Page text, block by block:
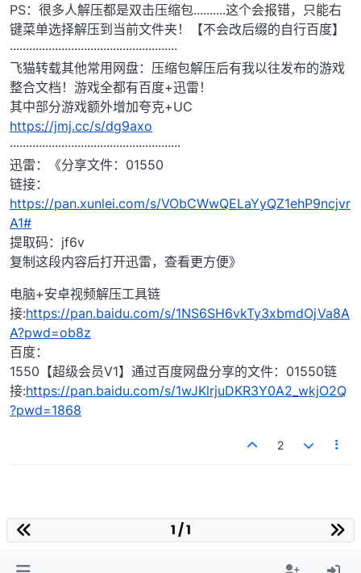
PS：很多人解压都是双击压缩包..........这个会报错，只能右
键菜单选择解压到当前文件夹！【不会改后缀的自行百度】
····················································
飞猫转载其他常用网盘：压缩包解压后有我以往发布的游戏
整合文档！游戏全都有百度+迅雷！
其中部分游戏额外增加夸克+UC
https://jmj.cc/s/dg9axo
·····················································
迅雷：《分享文件：01550
链接：
https://pan.xunlei.com/s/VObCWwQELaYyQZ1ehP9ncjvr
A1#
提取码：jf6v
复制这段内容后打开迅雷，查看更方便》
电脑+安卓视频解压工具链
接:https://pan.baidu.com/s/1NS6SH6vkTy3xbmdOjVa8A
A?pwd=ob8z
百度：
1550【超级会员V1】通过百度网盘分享的文件：01550链
接:https://pan.baidu.com/s/1wJKlrjuDKR3Y0A2_wkjO2Q
?pwd=1868
2
1 / 1